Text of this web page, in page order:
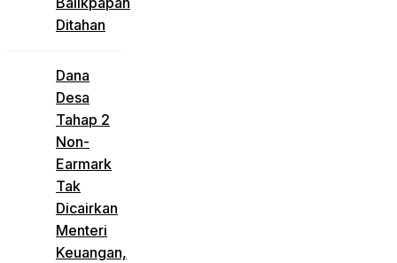
Ditahan
Dana
Desa
Tahap 2
Non-
Earmark
Tak
Dicairkan
Menteri
Keuangan,